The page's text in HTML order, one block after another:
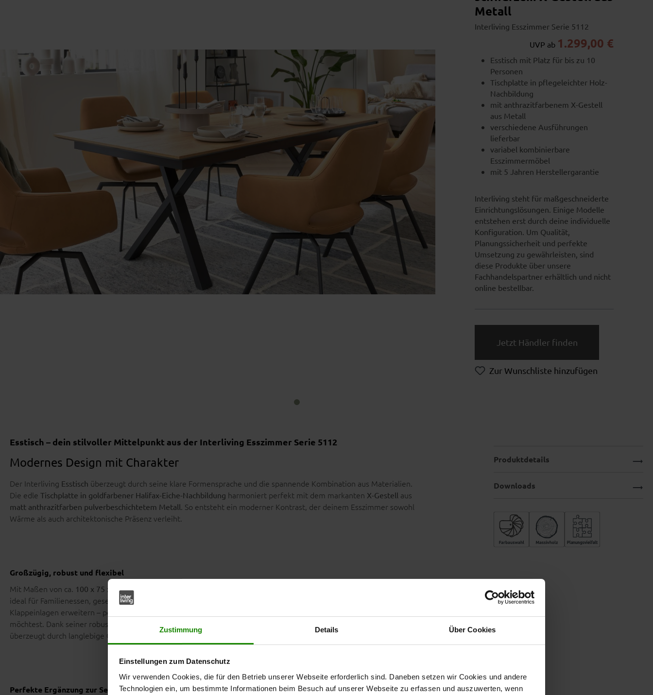
Zustimmung Details Über Cookies
Einstellungen zum Datenschutz
Wir verwenden Cookies, die für den Betrieb unserer Webseite erforderlich sind. Daneben setzen wir Cookies und andere
Technologien ein, um bestimmte Informationen beim Besuch auf unserer Webseite zu erfassen und auszuwerten, wenn
Metall
Interliving Esszimmer Serie 5112
UVP ab 1.299,00 €
Esstisch mit Platz für bis zu 10
Personen
Tischplatte in pflegeleichter Holz-
Nachbildung
mit anthrazitfarbenem X-Gestell
aus Metall
verschiedene Ausführungen
lieferbar
variabel kombinierbare
Esszimmermöbel
mit 5 Jahren Herstellergarantie
Interliving steht für maßgeschneiderte
Einrichtungslösungen. Einige Modelle
entstehen erst durch deine individuelle
Konfiguration. Um Qualität,
Planungssicherheit und perfekte
Umsetzung zu gewährleisten, sind
diese Produkte über unsere
Fachhandelspartner erhältlich und nicht
online bestellbar.
Jetzt Händler finden
Zur Wunschliste hinzufügen
Esstisch – dein stilvoller Mittelpunkt aus der Interliving Esszimmer Serie 5112
Modernes Design mit Charakter
Der Interliving Esstisch überzeugt durch seine klare Formensprache und die spannende Kombination aus Materialien.
Die edle Tischplatte in goldfarbener Halifax-Eiche-Nachbildung harmoniert perfekt mit dem markanten X-Gestell aus
matt anthrazitfarben pulverbeschichtetem Metall. So entsteht ein moderner Kontrast, der deinem Esszimmer sowohl
Wärme als auch architektonische Präsenz verleiht.
Großzügig, robust und flexibel
Mit Maßen von ca. 100 x 75 x 220 cm (B/LxHxT)
ideal für Familienessen, gesellige Abende oder stilvolle Dinner-Runden.
Klappeinlagen erweitern – perfekt, wenn du flexibel bleiben und auch spontanen Gästen genügend Platz bieten
möchtest. Dank seiner robusten Verarbeitung ist der Tafeltisch bestens für den täglichen Einsatz geeignet und
überzeugt durch langlebige Qualität.
Perfekte Ergänzung zur Serie 5112
Produktdetails
Downloads